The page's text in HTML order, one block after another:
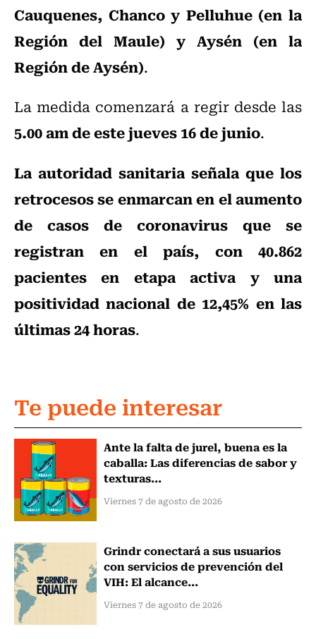
Cauquenes, Chanco y Pelluhue (en la
Región del Maule) y Aysén (en la
Región de Aysén).
La medida comenzará a regir desde las
5.00 am de este jueves 16 de junio.
La autoridad sanitaria señala que los
retrocesos se enmarcan en el aumento
de casos de coronavirus que se
registran en el país, con 40.862
pacientes en etapa activa y una
positividad nacional de 12,45% en las
últimas 24 horas.
Te puede interesar
Ante la falta de jurel, buena es la
caballa: Las diferencias de sabor y
texturas...
Viernes 7 de agosto de 2026
Grindr conectará a sus usuarios
con servicios de prevención del
VIH: El alcance...
Viernes 7 de agosto de 2026